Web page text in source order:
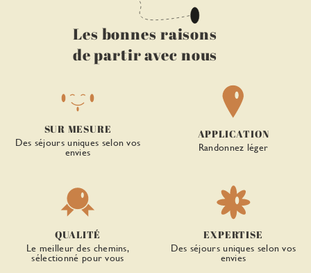
Les bonnes raisons
de partir avec nous
SUR MESURE
Des séjours uniques selon vos
envies
APPLICATION
Randonnez léger
QUALITÉ
Le meilleur des chemins,
sélectionné pour vous
EXPERTISE
Des séjours uniques selon vos
envies